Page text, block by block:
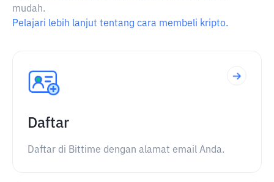
mudah.
Pelajari lebih lanjut tentang cara membeli kripto.
Daftar
Daftar di Bittime dengan alamat email Anda.